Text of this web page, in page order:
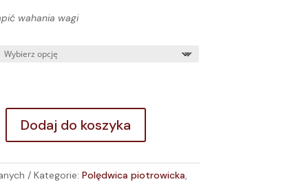
wahania wagi
Dodaj do koszyka
Kategorie:Polędwica piotrowicka,